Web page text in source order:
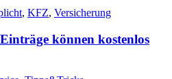
, KFZ, Versicherung
können kostenlos